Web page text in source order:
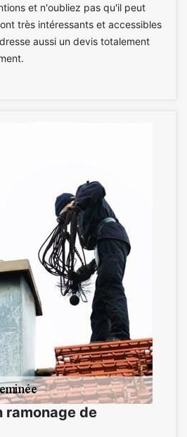
et n'oubliez pas qu'il peut
très intéressants et accessibles
aussi un devis totalement
ramonage de